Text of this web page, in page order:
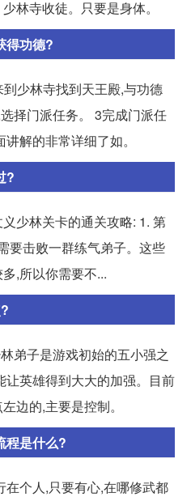
林寺收徒。只要是身体。
得功德?
少林寺找到天王殿,与功德
择门派任务。 3完成门派任
解的非常详细了如。
?
少林关卡的通关攻略: 1. 第
要击败一群练气弟子。这些
,所以你需要不...
弟子是游戏初始的五小强之
英雄得到大大的加强。目前
边的,主要是控制。
程是什么?
个人,只要有心,在哪修武都